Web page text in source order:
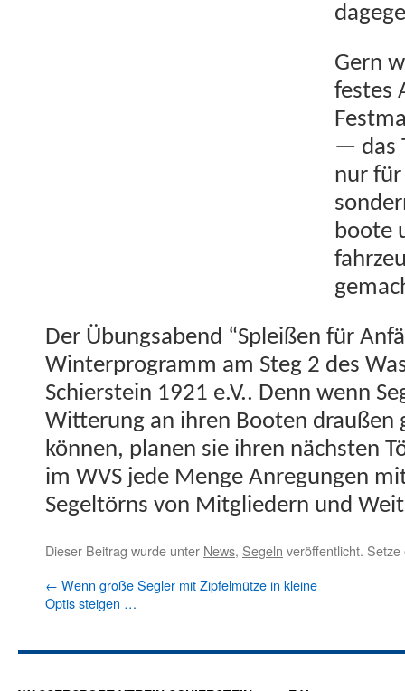
Gern
festes
— das
nur für
boote
Der Übungsabend “Spleißen für
Win­ter­pro­gramm am Steg 2 des
Schier­stein 1921 e.V.. Denn wenn
Wit­terung an ihren Booten draußen
kön­nen, pla­nen sie ihren näch­sten
im WVS jede Menge Anre­gun­gen
Segeltörns von Mit­gliedern und
Dieser Beitrag wurde unter News, Segeln veröffentlicht.
← Wenn große Segler mit Zipfelmütze in kleine
Optis steigen …